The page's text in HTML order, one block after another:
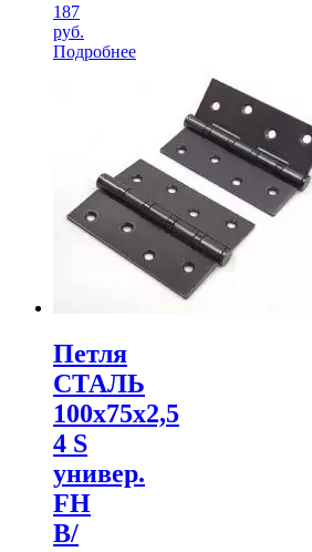
187
руб.
Подробнее
Петля
СТАЛЬ
100х75х2,5
4 S
универ.
FH
B/